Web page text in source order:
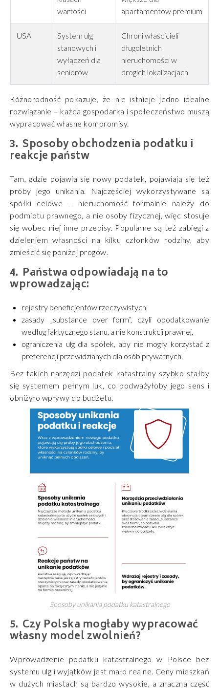
wartości
apartamentów premium
USA
System ulg
stanowych i
wyłączeń dla
seniorów
Chroni właścicieli
długoletnich
nieruchomości w
drogich lokalizacjach
Różnorodność pokazuje, że nie istnieje jedno idealne
rozwiązanie – każda gospodarka i społeczeństwo muszą
wypracować własne kompromisy.
Sposoby obchodzenia podatku i
reakcje państw
Tam, gdzie pojawia się nowy podatek, pojawiają się też
próby jego unikania. Najczęściej wykorzystywane są
spółki celowe – nieruchomość formalnie należy do
podmiotu prawnego, a nie osoby fizycznej, więc stosuje
się wobec niej inne przepisy. Popularne są też zabiegi z
dzieleniem własności na kilku członków rodziny, aby
zmieścić się poniżej progów.
Państwa odpowiadają na to
wprowadzając:
rejestry beneficjentów rzeczywistych,
zasady „substance over form”, czyli opodatkowanie
według faktycznego stanu, a nie konstrukcji prawnej,
ograniczenia ulg dla spółek, aby nie mogły korzystać z
preferencji przewidzianych dla osób prywatnych.
Bez takich narzędzi podatek katastralny szybko stałby
się systemem pełnym luk, co podważyłoby jego sens i
obniżyło wpływy do budżetu.
Sposoby unikania podatku katastralnego
Czy Polska mogłaby wypracować
własny model zwolnień?
Wprowadzenie podatku katastralnego w Polsce bez
systemu ulg i wyjątków jest mało realne. Ceny mieszkań
w dużych miastach są bardzo wysokie, a znaczna część